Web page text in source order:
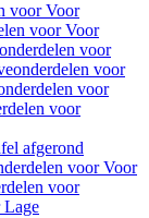
voor Voor
voor Voor
voor
voor
voor
voor
afgerond
voor Voor
voor
Lage